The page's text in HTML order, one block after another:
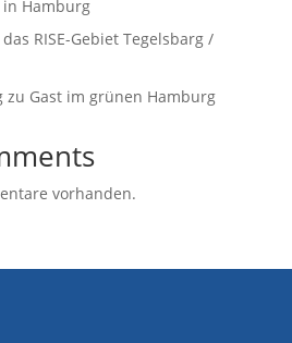
in Hamburg
RISE-Gebiet Tegelsbarg /
zu Gast im grünen Hamburg
vorhanden.